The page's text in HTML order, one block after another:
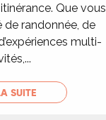
Que vous
randonnée, de
multi-
SUITE